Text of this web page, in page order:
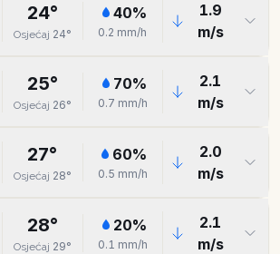
24°
Osjećaj 24°
40%
0.2 mm/h
1.9
m/s
25°
Osjećaj 26°
70%
0.7 mm/h
2.1
m/s
27°
Osjećaj 28°
60%
0.5 mm/h
2.0
m/s
28°
Osjećaj 29°
20%
0.1 mm/h
2.1
m/s